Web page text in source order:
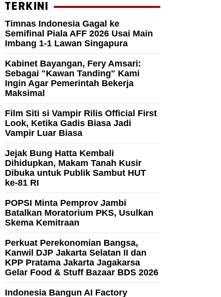
TERKINI
Timnas Indonesia Gagal ke
Semifinal Piala AFF 2026 Usai Main
Imbang 1-1 Lawan Singapura
Kabinet Bayangan, Fery Amsari:
Sebagai "Kawan Tanding" Kami
Ingin Agar Pemerintah Bekerja
Maksimal
Film Siti si Vampir Rilis Official First
Look, Ketika Gadis Biasa Jadi
Vampir Luar Biasa
Jejak Bung Hatta Kembali
Dihidupkan, Makam Tanah Kusir
Dibuka untuk Publik Sambut HUT
ke-81 RI
POPSI Minta Pemprov Jambi
Batalkan Moratorium PKS, Usulkan
Skema Kemitraan
Perkuat Perekonomian Bangsa,
Kanwil DJP Jakarta Selatan II dan
KPP Pratama Jakarta Jagakarsa
Gelar Food & Stuff Bazaar BDS 2026
Indonesia Bangun AI Factory